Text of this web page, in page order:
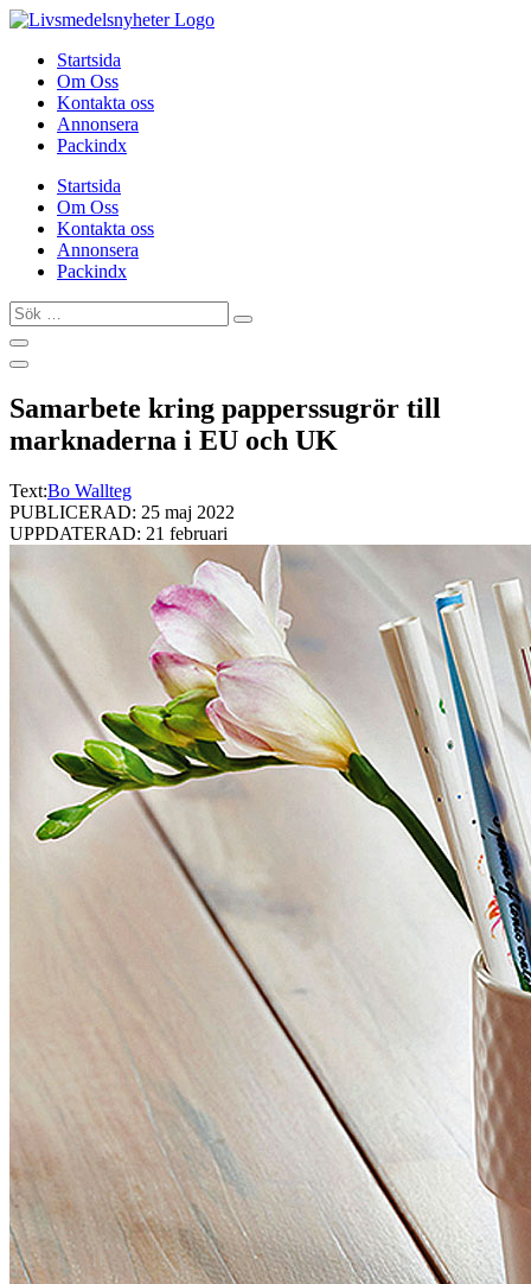
Hoppa
innehållStartsida
Om Oss
Kontakta oss
Annonsera
Packindx
Startsida
Om Oss
Kontakta oss
Annonsera
Packindx
Sök
…
Samarbete kring papperssugrör till
marknaderna i EU och UK
Text:Bo Wallteg
PUBLICERAD: 25 maj 2022
UPPDATERAD: 21 februari